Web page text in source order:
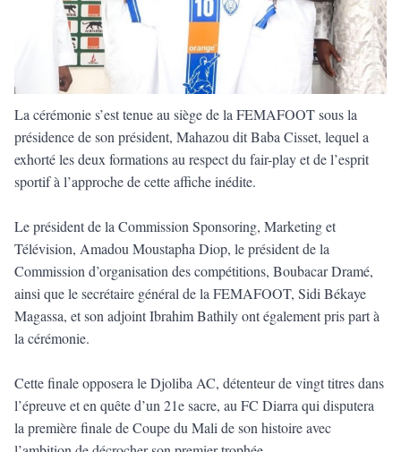
La cérémonie s’est tenue au siège de la FEMAFOOT sous la
présidence de son président, Mahazou dit Baba Cisset, lequel a
exhorté les deux formations au respect du fair-play et de l’esprit
sportif à l’approche de cette affiche inédite.
Le président de la Commission Sponsoring, Marketing et
Télévision, Amadou Moustapha Diop, le président de la
Commission d’organisation des compétitions, Boubacar Dramé,
ainsi que le secrétaire général de la FEMAFOOT, Sidi Békaye
Magassa, et son adjoint Ibrahim Bathily ont également pris part à
la cérémonie.
Cette finale opposera le Djoliba AC, détenteur de vingt titres dans
l’épreuve et en quête d’un 21e sacre, au FC Diarra qui disputera
la première finale de Coupe du Mali de son histoire avec